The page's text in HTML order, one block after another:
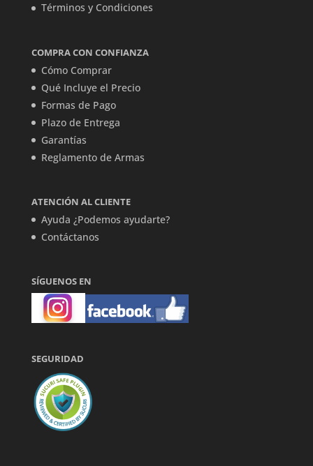
Términos y Condiciones
COMPRA CON CONFIANZA
Cómo Comprar
Qué Incluye el Precio
Formas de Pago
Plazo de Entrega
Garantías
Reglamento de Armas
ATENCIÓN AL CLIENTE
Ayuda ¿Podemos ayudarte?
Contáctanos
SÍGUENOS EN
SEGURIDAD